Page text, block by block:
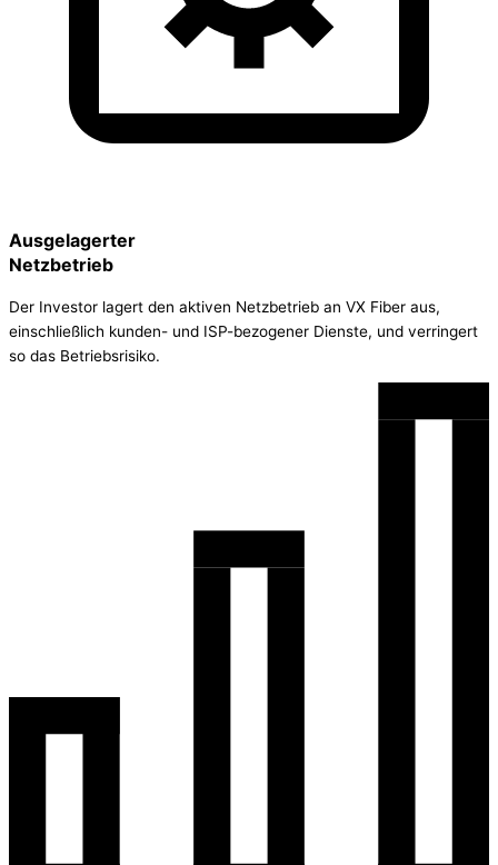
Ausgelagerter
Netzbetrieb
Der Investor lagert den aktiven Netzbetrieb an VX Fiber aus,
einschließlich kunden- und ISP-bezogener Dienste, und verringert
so das Betriebsrisiko.